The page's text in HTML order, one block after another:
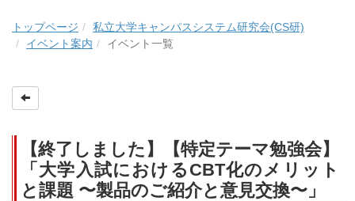
トップページ
私立大学キャンパスシステム研究会(CS研)
イベント案内
イベント一覧
【終了しました】【特定テーマ勉強会】
「大学入試におけるCBT化のメリット
と課題 〜製品のご紹介と意⾒交換〜」